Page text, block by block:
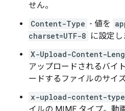
せん。
Content-Type - 値を
charset=UTF-8 に設定し
X-Upload-Content-
アップロードされるバイ
ードするファイルのサイ
x-upload-content-type